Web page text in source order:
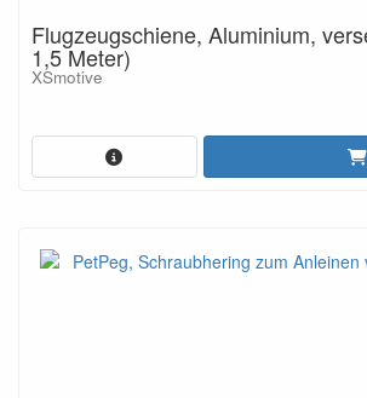
Flugzeugschiene, Aluminium,
1,5 Meter)
XSmotive